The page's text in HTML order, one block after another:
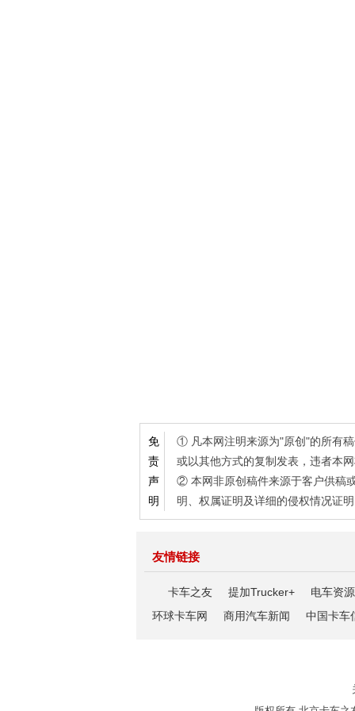
免
责
声
明
① 凡本网注明来源为"原创"的所有
或以其他方式的复制发表，违者本
② 本网非原创稿件来源于客户供稿
明、权属证明及详细的侵权情况证
友情链接
卡车之友 提加Trucker+
电车资源
环球卡车网
商用汽车新闻 中国卡车